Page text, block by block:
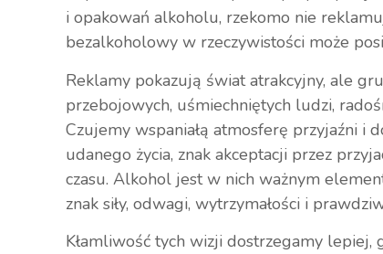
i opakowań alkoholu, rzekomo nie
bezalkoholowy w rzeczywistości może
Reklamy pokazują świat atrakcyjny, ale
przebojowych, uśmiechniętych ludzi,
Czujemy wspaniałą atmosferę przyjaźni i
udanego życia, znak akceptacji przez
czasu. Alkohol jest w nich ważnym
znak siły, odwagi, wytrzymałości i
Kłamliwość tych wizji dostrzegamy